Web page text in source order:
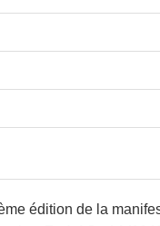
édition de la